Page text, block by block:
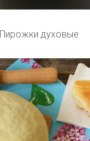
Пирожки духовые